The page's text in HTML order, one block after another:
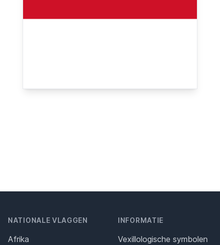
NATIONALE VLAGGEN
Afrika
INFORMATIE
Vexillologische symbolen